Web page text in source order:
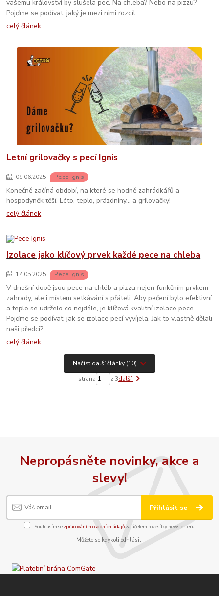
vašemu království by slušela pec. Na chleba? Nebo na pizzu?
Pojďme se podívat, jaký je mezi nimi rozdíl.
celý článek
Letní grilovačky s pecí Ignis
08.06.2025 Pece Ignis
Konečně začíná období, na které se hodně zahrádkářů a
hospodyněk těší. Léto, teplo, prázdniny… a grilovačky!
celý článek
Izolace jako klíčový prvek každé pece na chleba
14.05.2025 Pece Ignis
V dnešní době jsou pece na chléb a pizzu nejen funkčním prvkem
zahrady, ale i místem setkávání s přáteli. Aby pečení bylo efektivní
a teplo se udrželo co nejdéle, je klíčová kvalitní izolace pece.
Pojďme se podívat, jak se izolace pecí vyvíjela. Jak to vlastně dělali
naši předci?
celý článek
Načíst další články (10)
strana z 3další
Nepropásněte novinky, akce a
slevy!
Přihlásit se
Souhlasím se zpracováním osobních údajůza účelem rozesílky newsletteru.
Můžete se kdykoli odhlásit.